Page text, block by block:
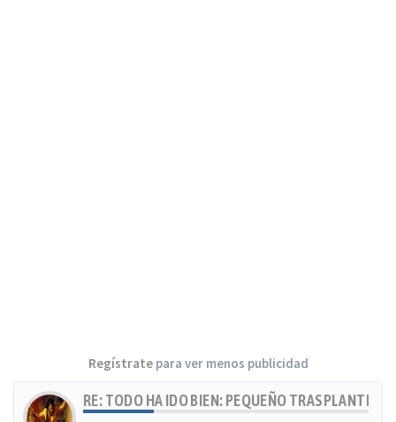
Regístratepara ver menos publicidad
RE: TODO HA IDO BIEN: PEQUEÑO TRASPLANTE,